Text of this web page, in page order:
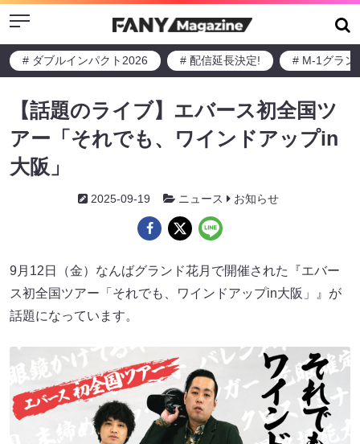
Menu
# ダブルインパクト2026 # 配信延長決定! # M-1グラン
【話題のライブ】エバース初全国ツ
アー「それでも、ワインドアップin
大阪」
2025-09-19 ニュース お知らせ
9月12日（金）なんばグランド花月で開催された『エバー
ス初全国ツアー「それでも、ワインドアップin大阪」』が
話題になっています。